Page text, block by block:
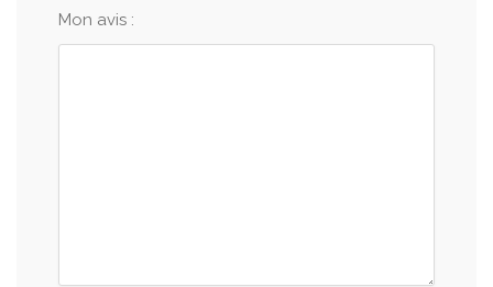
Mon avis :